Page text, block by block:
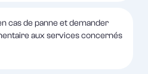
cas de panne et demander
aux services concernés